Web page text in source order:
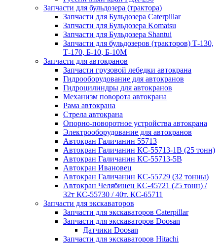
Запчасти для бульдозера (трактора)
Запчасти для Бульдозера Caterpillar
Запчасти для Бульдозера Komatsu
Запчасти для Бульдозера Shantui
Запчасти для бульдозеров (тракторов) Т-130,
Т-170, Б-10, Б-10М
Запчасти для автокранов
Запчасти грузовой лебедки автокрана
Гидрооборудование для автокранов
Гидроцилиндры для автокранов
Механизм поворота автокрана
Рама автокрана
Стрела автокрана
Опорно-поворотное устройства автокрана
Электрооборудование для автокранов
Автокран Галичанин 55713
Автокран Галичанин КС-55713-1В (25 тонн)
Автокран Галичанин КС-55713-5В
Автокран Ивановец
Автокран Галичанин КС-55729 (32 тонны)
Автокран Челябинец КС-45721 (25 тонн) /
32т КС-55730 / 40т. КС-65711
Запчасти для экскаваторов
Запчасти для экскаваторов Caterpillar
Запчасти для экскаваторов Doosan
Датчики Doosan
Запчасти для экскаваторов Hitachi